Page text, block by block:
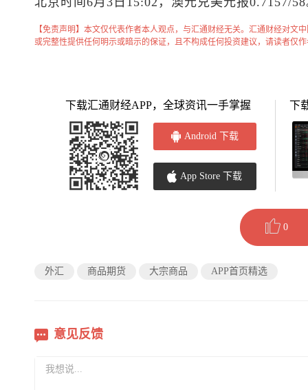
【免责声明】本文仅代表作者本人观点，与汇通财经无关。汇通财经对文
或完整性提供任何明示或暗示的保证，且不构成任何投资建议，请读者仅
下载汇通财经APP，全球资讯一手掌握
Android 下载
App Store 下载
下
0
外汇 商品期货 大宗商品 APP首页精选
意见反馈